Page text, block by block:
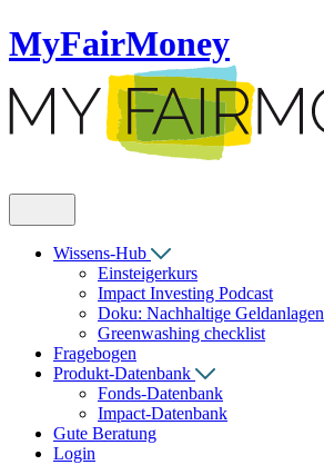
MyFairMoney
Wissens-Hub
Einsteigerkurs
Impact Investing Podcast
Doku: Nachhaltige Geldanlagen
Greenwashing checklist
Fragebogen
Produkt-Datenbank
Fonds-Datenbank
Impact-Datenbank
Gute Beratung
Login